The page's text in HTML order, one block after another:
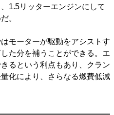
1.5リッターエンジンにして
。
モーターが駆動をアシストす
た分を補うことができる。エ
るという利点もあり、クラン
化により、さらなる燃費低減